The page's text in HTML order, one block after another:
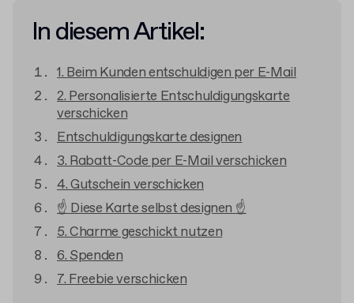
In diesem Artikel:
1. Beim Kunden entschuldigen per E-Mail
2. Personalisierte Entschuldigungskarte
verschicken
Entschuldigungskarte designen
3. Rabatt-Code per E-Mail verschicken
4. Gutschein verschicken
☝️ Diese Karte selbst designen ☝️
5. Charme geschickt nutzen
6. Spenden
7. Freebie verschicken